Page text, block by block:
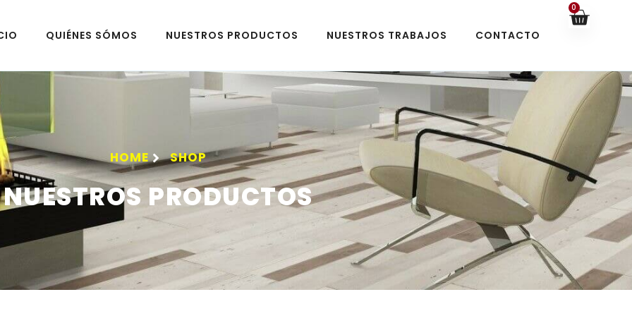
QUIÉNES SÓMOS NUESTROS PRODUCTOS NUESTROS TRABAJOS CONTACTO
0
HOME SHOP
NUESTROS PRODUCTOS